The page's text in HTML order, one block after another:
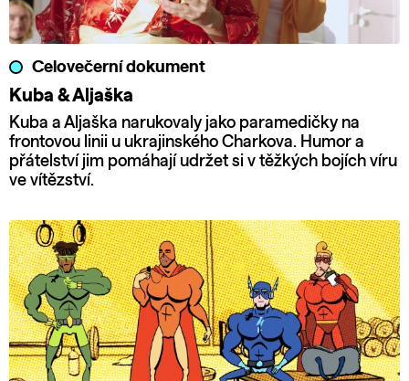
Celovečerní dokument
Kuba & Aljaška
Kuba a Aljaška narukovaly jako paramedičky na
frontovou linii u ukrajinského Charkova. Humor a
přátelství jim pomáhají udržet si v těžkých bojích víru
ve vítězství.